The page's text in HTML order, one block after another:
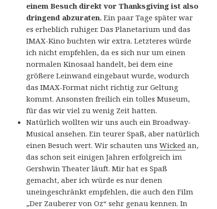
einem Besuch direkt vor Thanksgiving ist also
dringend abzuraten. Ein paar Tage später war
es erheblich ruhiger. Das Planetarium und das
IMAX-Kino buchten wir extra. Letzteres würde
ich nicht empfehlen, da es sich nur um einen
normalen Kinosaal handelt, bei dem eine
größere Leinwand eingebaut wurde, wodurch
das IMAX-Format nicht richtig zur Geltung
kommt. Ansonsten freilich ein tolles Museum,
für das wir viel zu wenig Zeit hatten.
Natürlich wollten wir uns auch ein Broadway-
Musical ansehen. Ein teurer Spaß, aber natürlich
einen Besuch wert. Wir schauten unsWicked an,
das schon seit einigen Jahren erfolgreich im
Gershwin Theater läuft. Mir hat es Spaß
gemacht, aber ich würde es nur denen
uneingeschränkt empfehlen, die auch den Film
„Der Zauberer von Oz“ sehr genau kennen. In